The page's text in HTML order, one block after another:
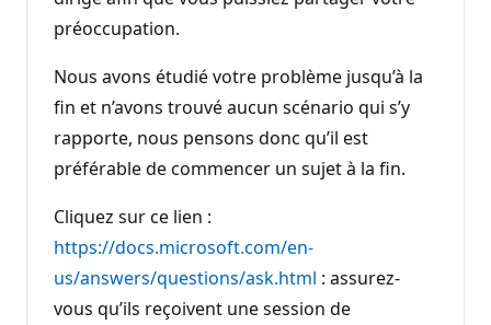
préoccupation.
Nous avons étudié votre problème jusqu’à la
fin et n’avons trouvé aucun scénario qui s’y
rapporte, nous pensons donc qu’il est
préférable de commencer un sujet à la fin.
Cliquez sur ce lien :
https://docs.microsoft.com/en-
us/answers/questions/ask.html : assurez-
vous qu’ils reçoivent une session de